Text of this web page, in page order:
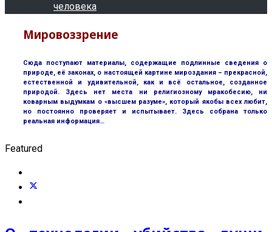
человека
Мировоззрение
Сюда поступают материалы, содержащие подлинные сведения о
природе, её законах, о настоящей картине мироздания – прекрасной,
естественной и удивительной, как и всё остальное, созданное
природой. Здесь нет места ни религиозному мракобесию, ни
коварным выдумкам о «высшем разуме», который якобы всех любит,
но постоянно проверяет и испытывает. Здесь собрана только
реальная информация…
Featured